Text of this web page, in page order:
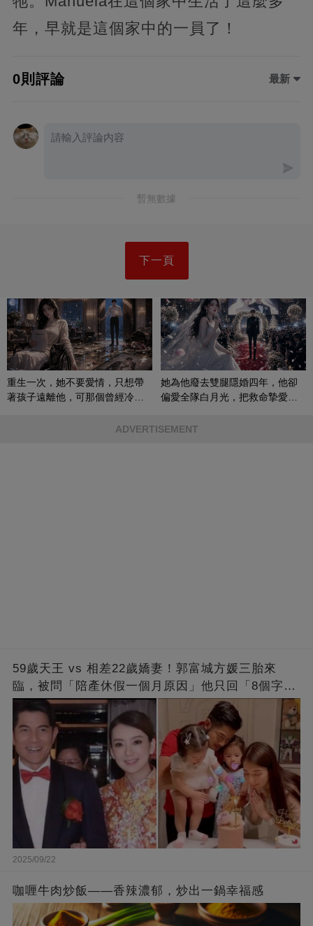
年，早就是這個家中的一員了！
0則評論 最新
暫無數據
下一頁
重生一次，她不要愛情，只想帶
著孩子遠離他，可那個曾經冷漠
她為他廢去雙腿隱婚四年，他卻
偏愛全隊白月光，把救命摯愛當
ADVERTISEMENT
59歲天王 vs 相差22歲嬌妻！郭富城方媛三胎來
臨，被問「陪產休假一個月原因」他只回「8個字」
被贊爆
2025/09/22
咖喱牛肉炒飯——香辣濃郁，炒出一鍋幸福感